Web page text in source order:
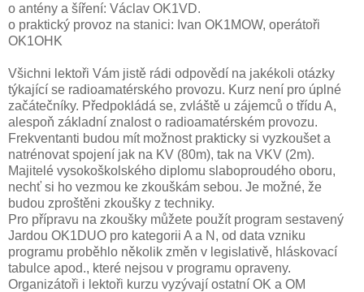
o antény a šíření: Václav OK1VD.
o praktický provoz na stanici: Ivan OK1MOW, operátoři
OK1OHK
Všichni lektoři Vám jistě rádi odpovědí na jakékoli otázky
týkající se radioamatérského provozu. Kurz není pro úplné
začátečníky. Předpokládá se, zvláště u zájemců o třídu A,
alespoň základní znalost o radioamatérském provozu.
Frekventanti budou mít možnost prakticky si vyzkoušet a
natrénovat spojení jak na KV (80m), tak na VKV (2m).
Majitelé vysokoškolského diplomu slaboproudého oboru,
nechť si ho vezmou ke zkouškám sebou. Je možné, že
budou zproštěni zkoušky z techniky.
Pro přípravu na zkoušky můžete použít program sestavený
Jardou OK1DUO pro kategorii A a N, od data vzniku
programu proběhlo několik změn v legislativě, hláskovací
tabulce apod., které nejsou v programu opraveny.
Organizátoři i lektoři kurzu vyzývají ostatní OK a OM